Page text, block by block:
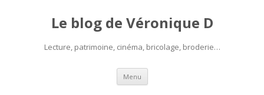
Le blog de Véronique D
Lecture, patrimoine, cinéma, bricolage, broderie…
Menu Aller
contenu